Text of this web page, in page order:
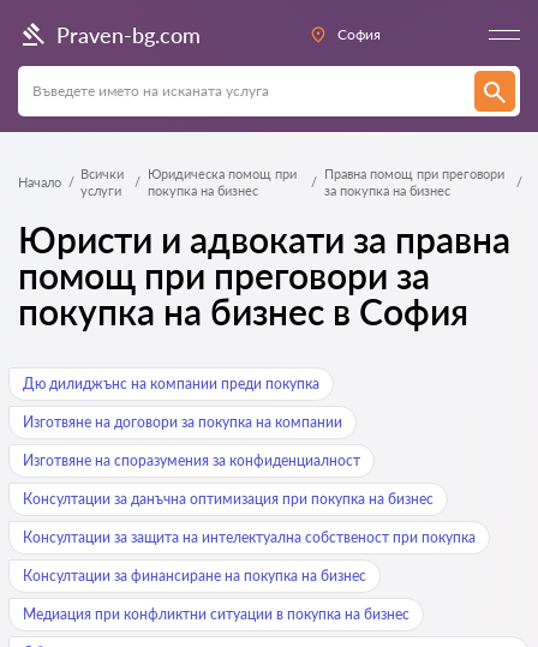
Praven-bg.com София
Начало
Всички
услуги
Юридическа помощ при
покупка на бизнес
Правна помощ при преговори
за покупка на бизнес
Юристи и адвокати за правна
помощ при преговори за
покупка на бизнес в София
Дю дилиджънс на компании преди покупка
Изготвяне на договори за покупка на компании
Изготвяне на споразумения за конфиденциалност
Консултации за данъчна оптимизация при покупка на бизнес
Консултации за защита на интелектуална собственост при покупка
Консултации за финансиране на покупка на бизнес
Медиация при конфликтни ситуации в покупка на бизнес